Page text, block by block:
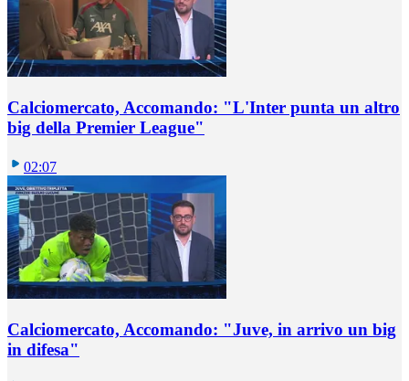
Calciomercato, Accomando: "L'Inter punta un altro
big della Premier League"
02:07
Calciomercato, Accomando: "Juve, in arrivo un big
in difesa"